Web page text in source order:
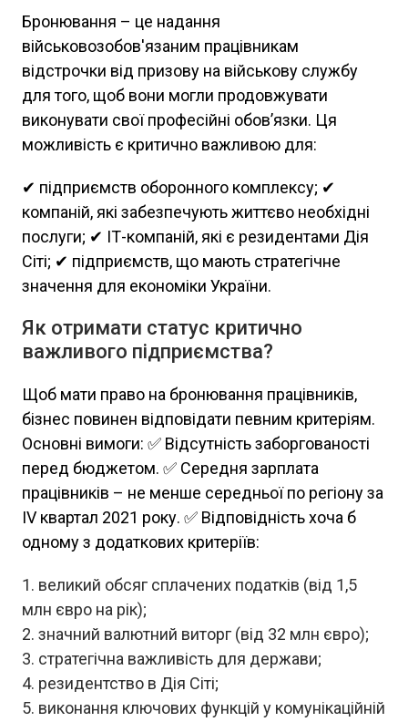
Бронювання – це надання
військовозобов'язаним працівникам
відстрочки від призову на військову службу
для того, щоб вони могли продовжувати
виконувати свої професійні обов’язки. Ця
можливість є критично важливою для:
✔ підприємств оборонного комплексу; ✔
компаній, які забезпечують життєво необхідні
послуги; ✔ ІТ-компаній, які є резидентами Дія
Сіті; ✔ підприємств, що мають стратегічне
значення для економіки України.
Як отримати статус критично
важливого підприємства?
Щоб мати право на бронювання працівників,
бізнес повинен відповідати певним критеріям.
Основні вимоги: ✅ Відсутність заборгованості
перед бюджетом. ✅ Середня зарплата
працівників – не менше середньої по регіону за
IV квартал 2021 року. ✅ Відповідність хоча б
одному з додаткових критеріїв:
великий обсяг сплачених податків (від 1,5
млн євро на рік);
значний валютний виторг (від 32 млн євро);
стратегічна важливість для держави;
резидентство в Дія Сіті;
виконання ключових функцій у комунікаційній